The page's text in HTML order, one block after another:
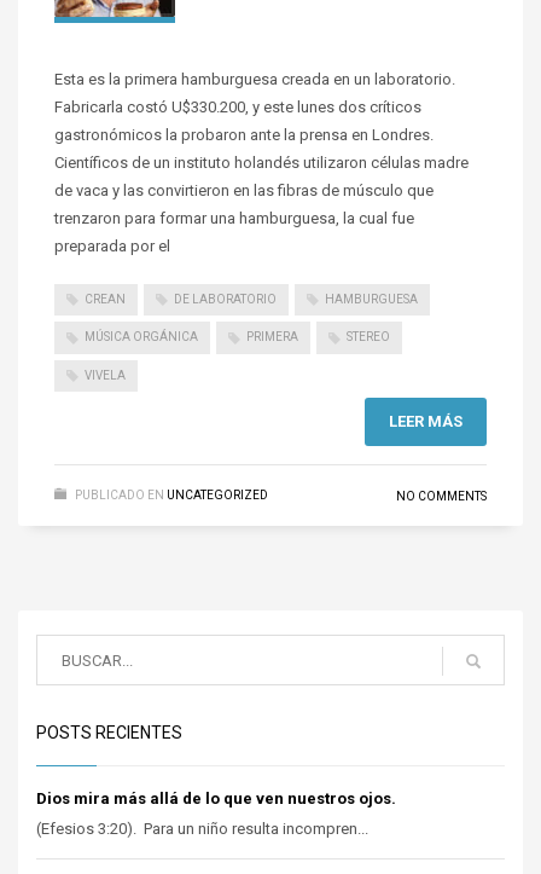
Esta es la primera hamburguesa creada en un laboratorio.
Fabricarla costó U$330.200, y este lunes dos críticos
gastronómicos la probaron ante la prensa en Londres.
Científicos de un instituto holandés utilizaron células madre
de vaca y las convirtieron en las fibras de músculo que
trenzaron para formar una hamburguesa, la cual fue
preparada por el
CREAN DE LABORATORIO HAMBURGUESA
MÚSICA ORGÁNICA PRIMERA STEREO
VIVELA
LEER MÁS
PUBLICADO EN UNCATEGORIZED NO COMMENTS
POSTS RECIENTES
Dios mira más allá de lo que ven nuestros ojos.
(Efesios 3:20). Para un niño resulta incompren...